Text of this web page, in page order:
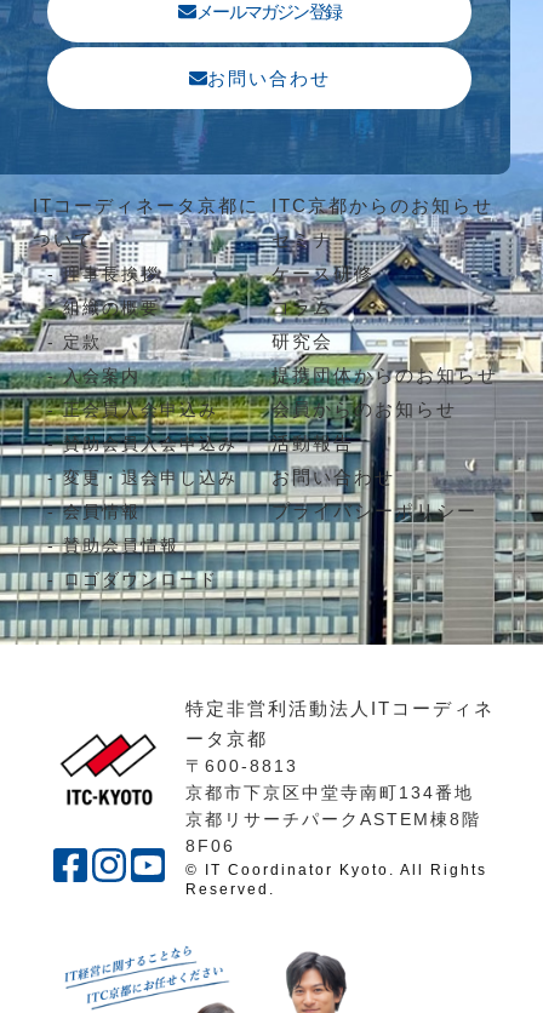
メールマガジン登録
お問い合わせ
ITコーディネータ京都に
ついて
理事長挨拶
組織の概要
定款
入会案内
正会員入会申込み
賛助会員入会申込み
変更・退会申し込み
会員情報
賛助会員情報
ロゴダウンロード
ITC京都からのお知らせ
セミナー
ケース研修
コラム
研究会
提携団体からのお知らせ
会員からのお知らせ
活動報告
お問い合わせ
プライバシーポリシー
特定非営利活動法人ITコーディネ
ータ京都
〒600-8813
京都市下京区中堂寺南町134番地
京都リサーチパークASTEM棟8階
8F06
© IT Coordinator Kyoto. All Rights
Reserved.